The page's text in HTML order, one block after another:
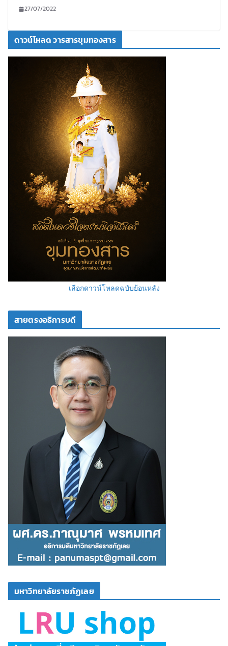
27/07/2022
ดาวน์โหลด วารสารขุมทองสาร
เลือกดาวน์โหลดฉบับย้อนหลัง
สายตรงอธิการบดี
มหาวิทยาลัยราชภัฏเลย